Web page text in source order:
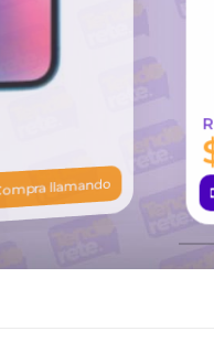
Compra llamando